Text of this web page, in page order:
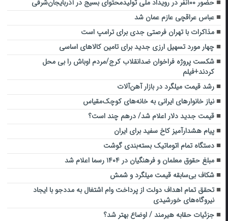
حضور ۱۰۰نفر در رویداد ملی تولیدمحتوای بسیج در آذربایجان‌شرقی
عباس عراقچی عازم عمان شد
مذاکرات با تهران فرصتی جدی برای ترامپ است
چهار مورد تسهیل ارزی جدید برای تامین کالاهای اساسی
شکست پروژه فراخوان ضدانقلاب کرج/مردم اوباش را بی محل
کردند+فیلم
رشد قیمت میلگرد در بازار آهن‌آلات
نیاز خانوارهای ایرانی به خانه‌های کوچک‌مقیاس
قیمت جدید دلار اعلام شد/ درهم چند است؟
پیام هشدارآمیز کاخ سفید برای ایران
دستگاه تمام اتوماتیک بسته‌بندی گوشت
مبلغ حقوق معلمان و فرهنگیان در ۱۴۰۴ رسما اعلام شد
شکاف بی‌سابقه قیمت میلگرد و شمش
تحقق تمام اهداف دولت از پرداخت وام اشتغال به مددجو با ایجاد
نیروگاه‌های خورشیدی
جزئیات حقابه هیرمند / اوضاع بهتر شد؟